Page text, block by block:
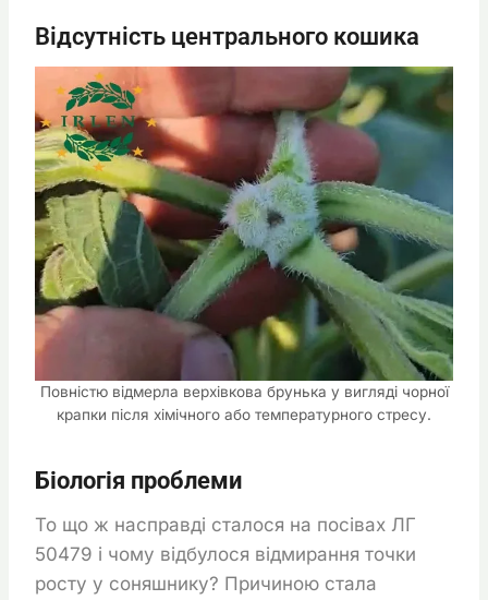
Відсутність центрального кошика
Повністю відмерла верхівкова брунька у вигляді чорної
крапки після хімічного або температурного стресу.
Біологія проблеми
То що ж насправді сталося на посівах ЛГ
50479 і чому відбулося відмирання точки
росту у соняшнику? Причиною стала